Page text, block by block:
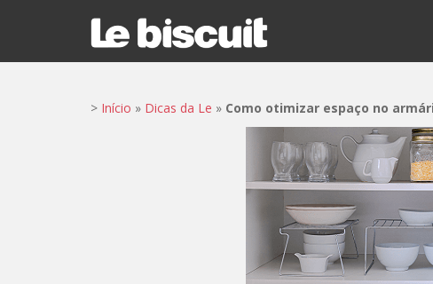
> Início » Dicas da Le » Como otimizar espaço no